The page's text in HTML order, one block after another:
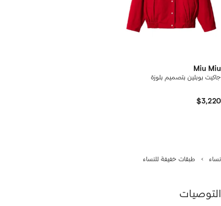
Miu Miu
جاكيت بوبلين بتصميم بلوزة
$3,220
نساء طبقات خفيفة للنساء
التوصيات